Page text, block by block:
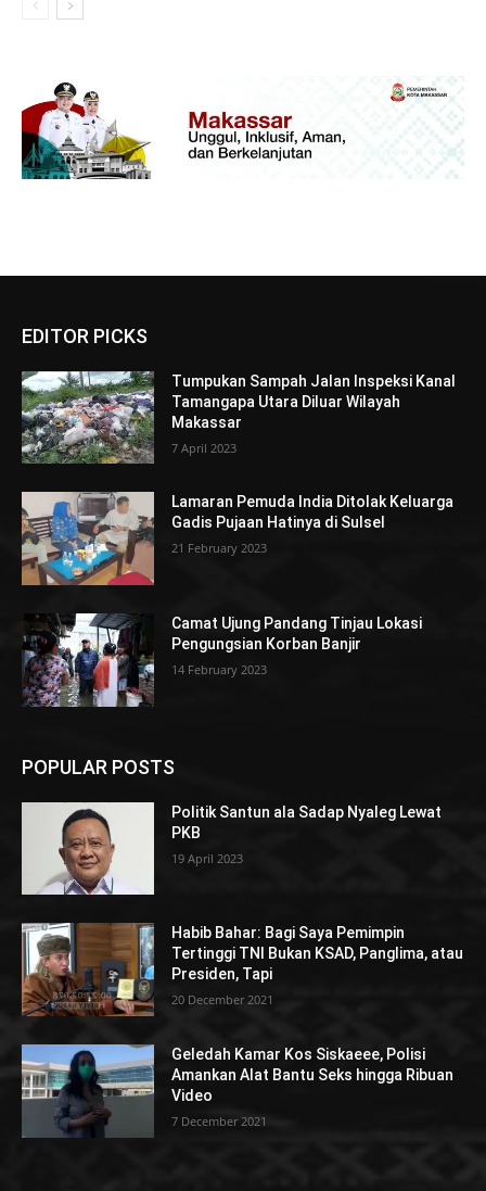
EDITOR PICKS
Tumpukan Sampah Jalan Inspeksi Kanal
Tamangapa Utara Diluar Wilayah
Makassar
7 April 2023
Lamaran Pemuda India Ditolak Keluarga
Gadis Pujaan Hatinya di Sulsel
21 February 2023
Camat Ujung Pandang Tinjau Lokasi
Pengungsian Korban Banjir
14 February 2023
POPULAR POSTS
Politik Santun ala Sadap Nyaleg Lewat
PKB
19 April 2023
Habib Bahar: Bagi Saya Pemimpin
Tertinggi TNI Bukan KSAD, Panglima, atau
Presiden, Tapi
20 December 2021
Geledah Kamar Kos Siskaeee, Polisi
Amankan Alat Bantu Seks hingga Ribuan
Video
7 December 2021